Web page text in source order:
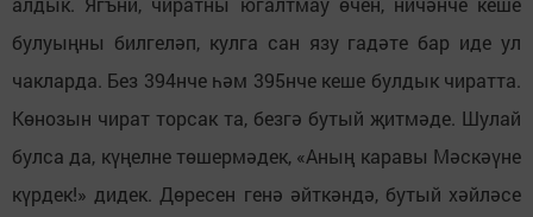
булуыңны билгеләп, кулга сан язу гадәте бар иде ул
чакларда. Без 394нче һәм 395нче кеше булдык чиратта.
Көнозын чират торсак та, безгә бутый җитмәде. Шулай
булса да, күңелне төшермәдек, «Аның каравы Мәскәүне
күрдек!» дидек. Дөресен генә әйткәндә, бутый хәйләсе